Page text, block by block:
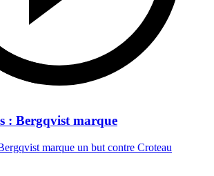
: Bergqvist marque
marque un but contre Croteau